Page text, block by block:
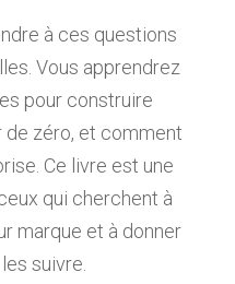
à ces questions
Vous apprendrez
pour construire
zéro, et comment
Ce livre est une
qui cherchent à
marque et à donner
suivre.